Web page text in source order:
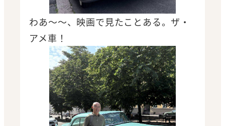
わあ～～、映画で見たことある。ザ・
アメ車！